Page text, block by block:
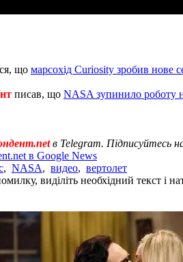
що марсохід Curiosity зробив нове
писав, що NASA зупинило роботу
в Telegram. Підписуйтесь
в Google News
, NASA, видео, вертолет
виділіть необхідний текст і